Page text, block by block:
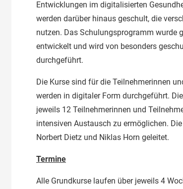
Entwicklungen im digitalisierten
werden darüber hinaus geschult, die
nutzen. Das Schulungsprogramm wurde
entwickelt und wird von besonders
durchgeführt.
Die Kurse sind für die Teilnehmerinnen
werden in digitaler Form durchgeführt.
jeweils 12 Teilnehmerinnen und
intensiven Austausch zu ermöglichen.
Norbert Dietz und Niklas Horn geleitet.
Termine
Alle Grundkurse laufen über jeweils 4